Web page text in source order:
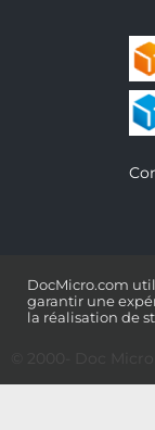
DocMicro.com
garantir une
la réalisation de